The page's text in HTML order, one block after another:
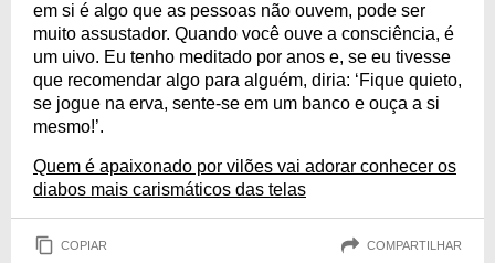
em si é algo que as pessoas não ouvem, pode ser
muito assustador. Quando você ouve a consciência, é
um uivo. Eu tenho meditado por anos e, se eu tivesse
que recomendar algo para alguém, diria: ‘Fique quieto,
se jogue na erva, sente-se em um banco e ouça a si
mesmo!’.
Quem é apaixonado por vilões vai adorar conhecer os
diabos mais carismáticos das telas
COPIAR COMPARTILHAR